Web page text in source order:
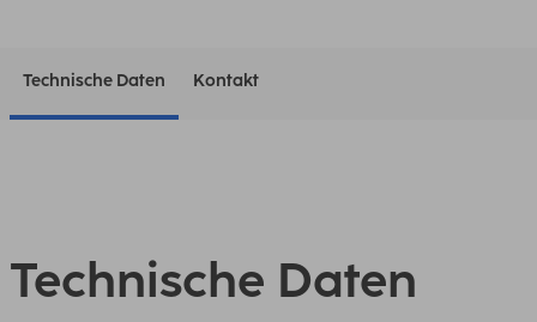
Technische Daten Kontakt
Technische Daten